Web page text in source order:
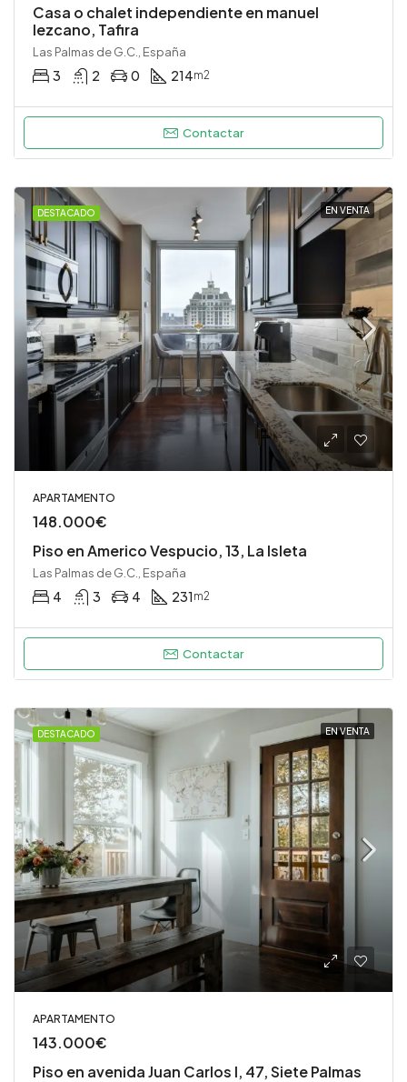
Casa o chalet independiente en manuel
lezcano, Tafira
Las Palmas de G.C., España
3 2 0 214m2
Contactar
DESTACADO EN VENTA
APARTAMENTO
148.000€
Piso en Americo Vespucio, 13, La Isleta
Las Palmas de G.C., España
4 3 4 231 m2
Contactar
DESTACADO EN VENTA
APARTAMENTO
143.000€
Piso en avenida Juan Carlos I, 47, Siete Palmas